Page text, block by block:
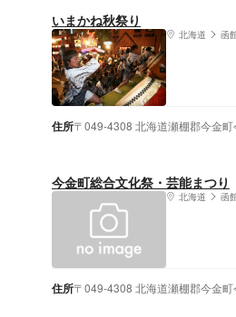
いまかね秋祭り
北海道 函
住所〒049-4308 北海道瀬棚郡今金
今金町総合文化祭・芸能まつり
北海道 函
住所〒049-4308 北海道瀬棚郡今金町